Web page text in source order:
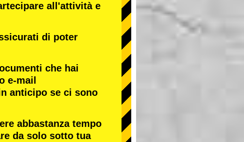
all'attività e
di poter
che hai
e-mail
anticipo se ci sono
abbastanza tempo
da solo sotto tua